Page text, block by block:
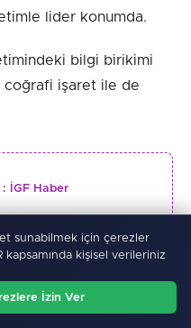
lider konumda.
bilgi birikimi
coğrafi işaret ile de
: İGF Haber
sunabilmek için çerezler
kapsamında kişisel verileriniz
İzin Ver
Ara Menü